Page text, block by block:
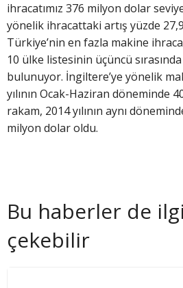
ihracatımız 376 milyon dolar
yönelik ihracattaki artış yüzde
Türkiye’nin en fazla makine
10 ülke listesinin üçüncü
bulunuyor. İngiltere’ye yönelik
yılının Ocak-Haziran döneminde
rakam, 2014 yılının aynı
milyon dolar oldu.
Bu haberler de
çekebilir